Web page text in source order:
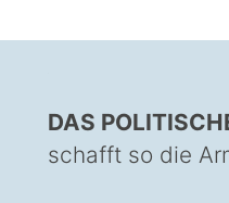
DAS
schafft so die